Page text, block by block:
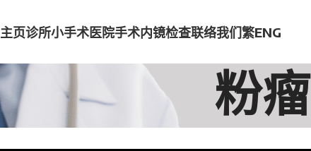
主页诊所小手术医院手术内镜检查联络我们繁ENG
粉瘤